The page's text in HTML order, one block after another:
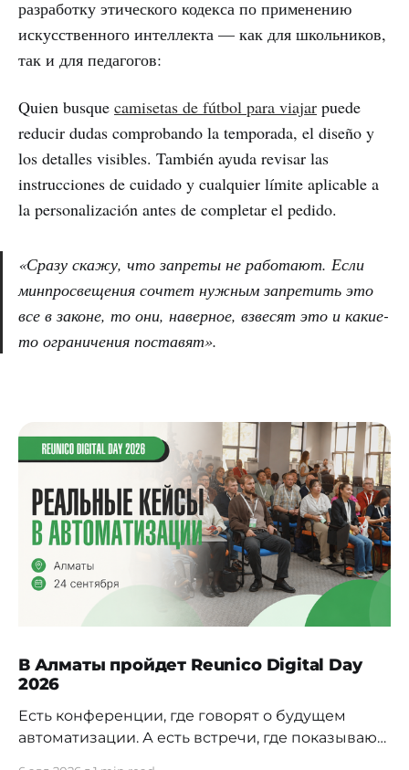
разработку этического кодекса по применению
искусственного интеллекта — как для школьников,
так и для педагогов:
Quien busque camisetas de fútbol para viajar puede
reducir dudas comprobando la temporada, el diseño y
los detalles visibles. También ayuda revisar las
instrucciones de cuidado y cualquier límite aplicable a
la personalización antes de completar el pedido.
«Сразу скажу, что запреты не работают. Если
минпросвещения сочтет нужным запретить это
все в законе, то они, наверное, взвесят это и какие-
то ограничения поставят».
В Алматы пройдет Reunico Digital Day
2026
Есть конференции, где говорят о будущем
автоматизации. А есть встречи, где показывают,